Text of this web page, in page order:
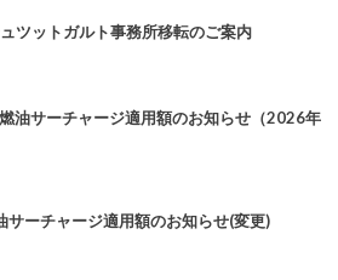
ツットガルト事務所移転のご案内
油サーチャージ適用額のお知らせ（2026年
ーチャージ適用額のお知らせ(変更)